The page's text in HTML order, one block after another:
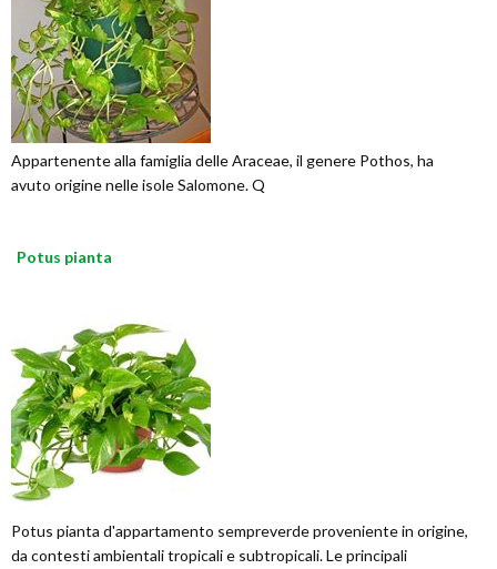
Appartenente alla famiglia delle Araceae, il genere Pothos, ha
avuto origine nelle isole Salomone. Q
Potus pianta
Potus pianta d'appartamento sempreverde proveniente in origine,
da contesti ambientali tropicali e subtropicali. Le principali